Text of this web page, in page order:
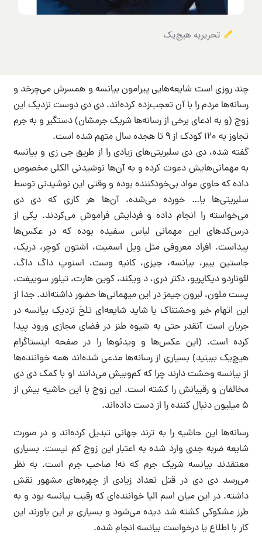
تحریریه هیچ‌یک
چند روزی است شایعه‌هایی پیرامون بیانسه و همسرش می‌چرخد و
رسانه‌ها مردم را با آن تعجب‌زده کرده‌اند. دی دی دوست نزدیک این
زوج (و به ادعای برخی از رسانه‌ها شریک جرمشان) دستگیر و به جرم
تجاوز به ۱۲۰ کودک از ۹ تا هجده سال متهم شده است.
گفته شده، دی دی سلبریتی‌های زیادی را از طریق جی زی و بیانسه
به مهمانی‌هایش دعوت کرده و به آن‌ها نوشیدنی الکلی مخصوص
داده که حاوی مواد بی‌خودکننده بوده و وقتی این نوشیدنی توسط
سلبریتی‌ها یا… خورده می‌شده، آن‌ها هر کاری که دی دی
می‌خواسته را انجام داده و فردایش فراموش می‌کردند. یکی از
درس‌کدهای این مهمانی لباس سفیده بوده که در عکس‌ها
پیداست. افراد معروفی مثل ویل اسمیت، اشتون کوچر، دریک،
جاستین بیبر، بیانسه، جیزی، کانیه وست، اسنوپ داگ داگ،
لئوناردو دیکاپریو، دکتر دری، د ویکند، کوین هارت، تیلور سوییفت،
پست ملون، لبرون جیمز در این میهمانی‌ها حضور داشته‌اند. جدا از
این اتهام خبر وحشتناک یا شاید شایعه‌ای تلخ نزدیک بیانسه در
جریان است آنقدر حتی به شیوه طنز در فضای مجازی ورود پیدا
کرده است. (این عکس‌ها و ویدئوها را در صفحه اینستاگرام
هیچ‌یک ببینید) بسیاری از رسانه‌ها مدعی شده‌اند همه خواننده‌ها
از بیانسه وحشت دارند چرا که کم‌و‌بیش می‌دانند او با کمک دی دی
مخالفان و رقیبانش را کشته است. این زوج با این حاشیه بیش از
۵ میلیون دنبال کننده را از دست داده‌اند.
رسانه‌ها این حاشیه را به ترند جهانی تبدیل کرده‌اند و در صورت
شایعه ضربه جدی وارد شده به اعتبار این زوج کم نیست. بسیاری
معتقدند بیانسه شریک جرم که نه! صاحب جرم است. به نظر
می‌رسد دی دی در قتل تعداد زیادی از چهره‌های مشهور نقش
داشته. در این میان اسم الیا خواننده‌ای که رقیب بیانسه بود و به
طرز مشکوکی کشته شد دیده می‌شود و بسیاری بر این باورند این
کار با اطلاع یا درخواست بیانسه انجام شده.